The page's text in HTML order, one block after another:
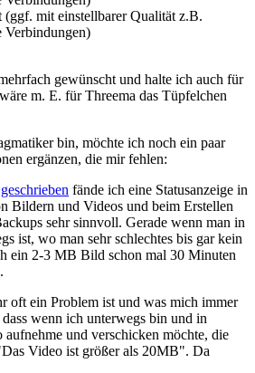
(ggf. mit einstellbarer Qualität z.B.
Verbindungen)
gewünscht und halte ich auch für
m. E. für Threema das Tüpfelchen
bin, möchte ich noch ein paar
ergänzen, die mir fehlen:
fände ich eine Statusanzeige in
Bildern und Videos und beim Erstellen
sehr sinnvoll. Gerade wenn man in
ist, wo man sehr schlechtes bis gar kein
ein 2-3 MB Bild schon mal 30 Minuten
oft ein Problem ist und was mich immer
wenn ich unterwegs bin und in
aufnehme und verschicken möchte, die
Video ist größer als 20MB". Da